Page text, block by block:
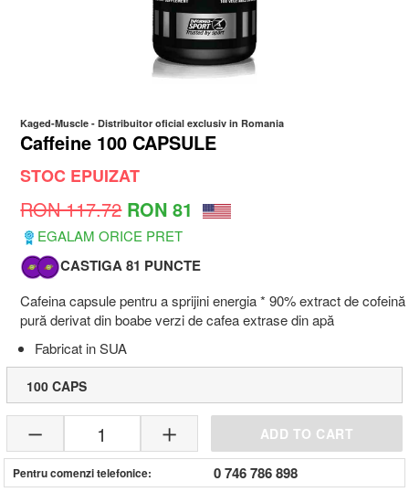
Kaged-Muscle - Distribuitor oficial exclusiv in Romania
Caffeine 100 CAPSULE
STOC EPUIZAT
RON 117.72 RON 81
EGALAM ORICE PRET
CASTIGA 81 PUNCTE
Cafeina capsule pentru a sprijini energia * 90% extract de cofeină
pură derivat din boabe verzi de cafea extrase din apă
Fabricat in SUA
100 CAPS
1 ADD TO CART
Pentru comenzi telefonice: 0 746 786 898